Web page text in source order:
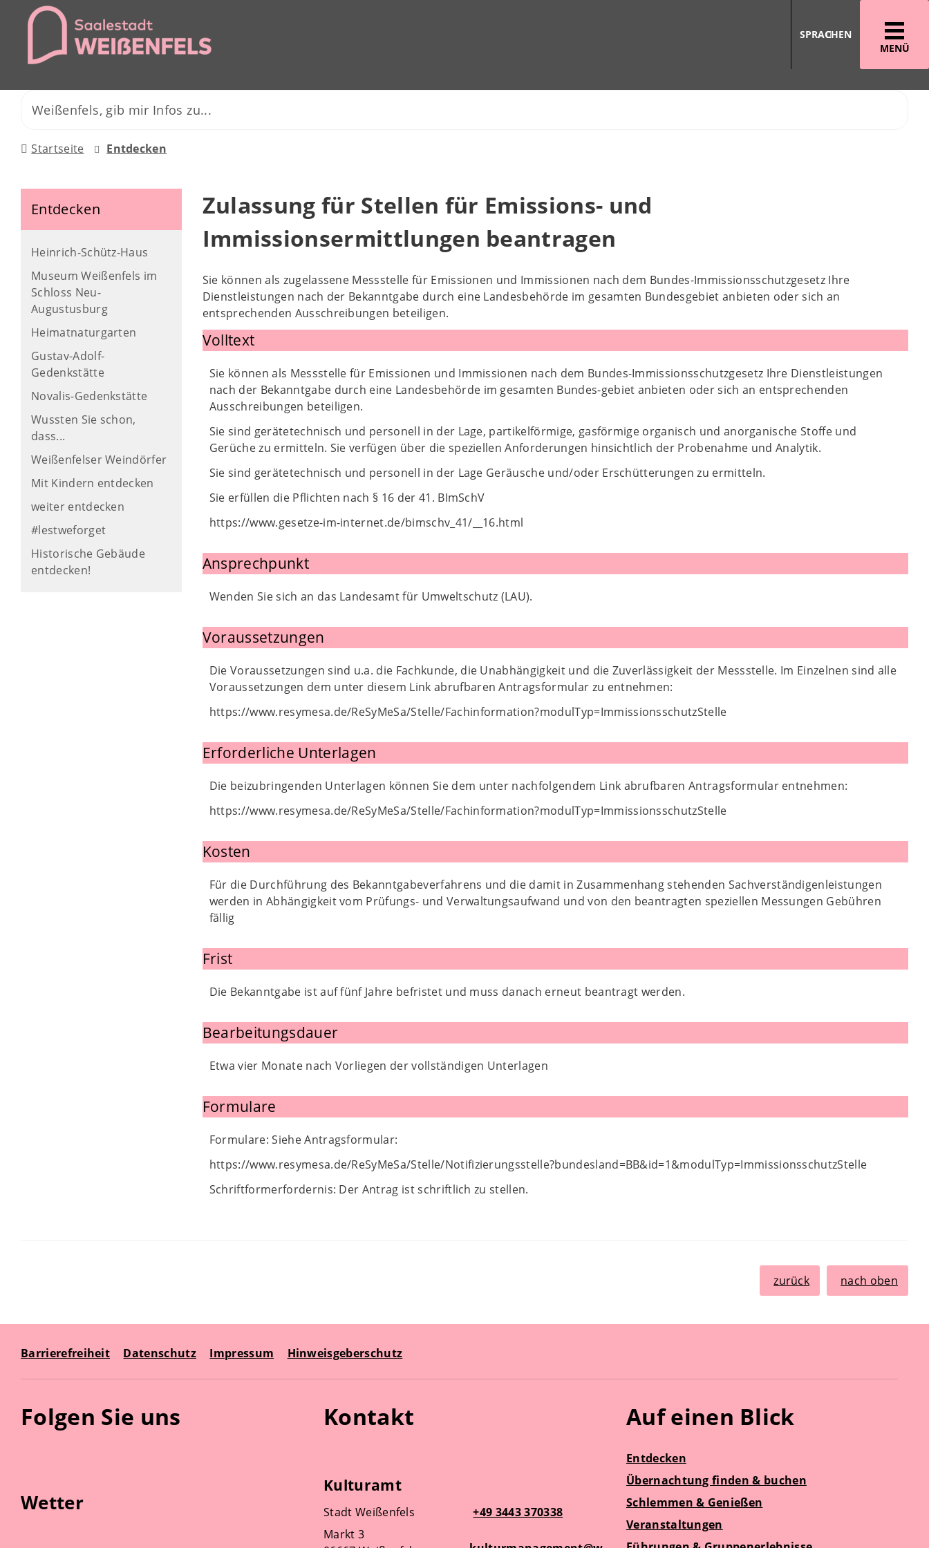
MENÜ
SPRACHEN
Startseite Entdecken
Entdecken
Heinrich-Schütz-Haus
Museum Weißenfels im
Schloss Neu-
Augustusburg
Heimatnaturgarten
Gustav-Adolf-
Gedenkstätte
Novalis-Gedenkstätte
Wussten Sie schon,
dass...
Weißenfelser Weindörfer
Mit Kindern entdecken
weiter entdecken
#lestweforget
Historische Gebäude
entdecken!
Zulassung für Stellen für Emissions- und
Immissionsermittlungen beantragen
Sie können als zugelassene Messstelle für Emissionen und Immissionen nach dem Bundes-Immissionsschutzgesetz Ihre
Dienstleistungen nach der Bekanntgabe durch eine Landesbehörde im gesamten Bundesgebiet anbieten oder sich an
entsprechenden Ausschreibungen beteiligen.
Volltext
Sie können als Messstelle für Emissionen und Immissionen nach dem Bundes-Immissionsschutzgesetz Ihre Dienstleistungen
nach der Bekanntgabe durch eine Landesbehörde im gesamten Bundes-gebiet anbieten oder sich an entsprechenden
Ausschreibungen beteiligen.
Sie sind gerätetechnisch und personell in der Lage, partikelförmige, gasförmige organisch und anorganische Stoffe und
Gerüche zu ermitteln. Sie verfügen über die speziellen Anforderungen hinsichtlich der Probenahme und Analytik.
Sie sind gerätetechnisch und personell in der Lage Geräusche und/oder Erschütterungen zu ermitteln.
Sie erfüllen die Pflichten nach § 16 der 41. BImSchV
https://www.gesetze-im-internet.de/bimschv_41/__16.html
Ansprechpunkt
Wenden Sie sich an das Landesamt für Umweltschutz (LAU).
Voraussetzungen
Die Voraussetzungen sind u.a. die Fachkunde, die Unabhängigkeit und die Zuverlässigkeit der Messstelle. Im Einzelnen sind alle
Voraussetzungen dem unter diesem Link abrufbaren Antragsformular zu entnehmen:
https://www.resymesa.de/ReSyMeSa/Stelle/Fachinformation?modulTyp=ImmissionsschutzStelle
Erforderliche Unterlagen
Die beizubringenden Unterlagen können Sie dem unter nachfolgendem Link abrufbaren Antragsformular entnehmen:
https://www.resymesa.de/ReSyMeSa/Stelle/Fachinformation?modulTyp=ImmissionsschutzStelle
Kosten
Für die Durchführung des Bekanntgabeverfahrens und die damit in Zusammenhang stehenden Sachverständigenleistungen
werden in Abhängigkeit vom Prüfungs- und Verwaltungsaufwand und von den beantragten speziellen Messungen Gebühren
fällig
Frist
Die Bekanntgabe ist auf fünf Jahre befristet und muss danach erneut beantragt werden.
Bearbeitungsdauer
Etwa vier Monate nach Vorliegen der vollständigen Unterlagen
Formulare
Formulare: Siehe Antragsformular:
https://www.resymesa.de/ReSyMeSa/Stelle/Notifizierungsstelle?bundesland=BB&id=1&modulTyp=ImmissionsschutzStelle
Schriftformerfordernis: Der Antrag ist schriftlich zu stellen.
zurück nach oben
Barrierefreiheit Datenschutz Impressum Hinweisgeberschutz
Folgen Sie uns
Wetter
Kontakt
Kulturamt
Stadt Weißenfels
Markt 3
+49 3443 370338
Auf einen Blick
Entdecken
Übernachtung finden & buchen
Schlemmen & Genießen
Veranstaltungen